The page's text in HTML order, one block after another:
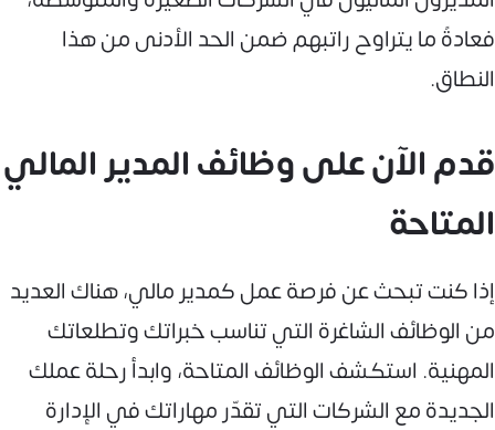
فعادةً ما يتراوح راتبهم ضمن الحد الأدنى من هذا
النطاق.
قدم الآن على وظائف المدير المالي
المتاحة
إذا كنت تبحث عن فرصة عمل كمدير مالي، هناك العديد
من الوظائف الشاغرة التي تناسب خبراتك وتطلعاتك
المهنية. استكشف الوظائف المتاحة، وابدأ رحلة عملك
الجديدة مع الشركات التي تقدّر مهاراتك في الإدارة